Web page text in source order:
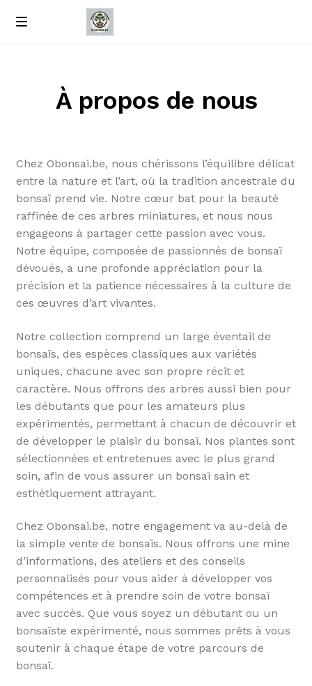
Passer
Passer
M
À propos de nous
Politique de confidentialité
À propos de nous
Chez Obonsai.be, nous chérissons l’équilibre délicat
entre la nature et l’art, où la tradition ancestrale du
bonsaï prend vie. Notre cœur bat pour la beauté
raffinée de ces arbres miniatures, et nous nous
engageons à partager cette passion avec vous.
Notre équipe, composée de passionnés de bonsaï
dévoués, a une profonde appréciation pour la
précision et la patience nécessaires à la culture de
ces œuvres d’art vivantes.
Notre collection comprend un large éventail de
bonsaïs, des espèces classiques aux variétés
uniques, chacune avec son propre récit et
caractère. Nous offrons des arbres aussi bien pour
les débutants que pour les amateurs plus
expérimentés, permettant à chacun de découvrir et
de développer le plaisir du bonsaï. Nos plantes sont
sélectionnées et entretenues avec le plus grand
soin, afin de vous assurer un bonsaï sain et
esthétiquement attrayant.
Chez Obonsai.be, notre engagement va au-delà de
la simple vente de bonsaïs. Nous offrons une mine
d’informations, des ateliers et des conseils
personnalisés pour vous aider à développer vos
compétences et à prendre soin de votre bonsaï
avec succès. Que vous soyez un débutant ou un
bonsaïste expérimenté, nous sommes prêts à vous
soutenir à chaque étape de votre parcours de
bonsaï.